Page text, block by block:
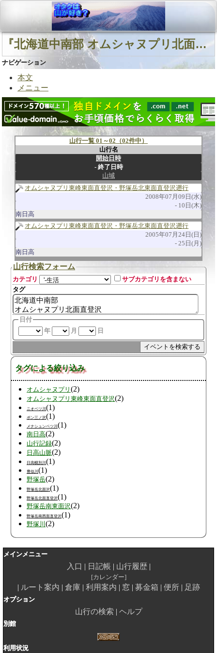
『北海道中南部 オムシャヌプリ北面直登沢 野塚岳北東面直登沢』に関連する山行
ナビゲーション
本文
メニュー
山行一覧 01～02（02件中）
山行名
開始日時
終了日時
山域
オムシャヌプリ東峰東面直登沢・野塚岳北東面直登沢遡行
2008年07月09日(水)
10日(木)
南日高
オムシャヌプリ東峰東面直登沢・野塚岳北東面直登沢遡行
2005年07月24日(日)
25日(月)
南日高
山行検索フォーム
カテゴリ
サブカテゴリを含まない
タグ
日付
年
月 日
タグによる絞り込み
オムシャヌプリ (2)
オムシャヌプリ東峰東面直登沢(2)
ニオベツ川 (1)
ポン三ノ沢(1)
メナシュンベツ川 (1)
南日高(2)
山行記録(2)
日高山脈(2)
日高幌別川 (1)
豊似川 (1)
野塚岳(2)
野塚岳北面沢(1)
野塚岳北面直登沢(1)
野塚岳南東面沢(2)
野塚岳南西面直登沢(1)
野塚川 (2)
メインメニュー
入口 日記帳 山行履歴
カレンダー
ルート案内 倉庫 利用案内 窓 募金箱 便所 足跡
オプション
山行の検索 ヘルプ
別館
利用状況